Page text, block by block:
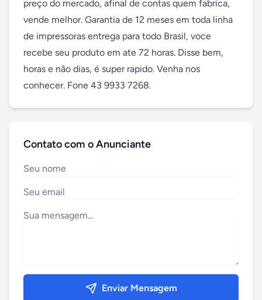
preço do mercado, afinal de contas quem fabrica,
vende melhor. Garantia de 12 meses em toda linha
de impressoras entrega para todo Brasil, voce
recebe seu produto em ate 72 horas. Disse bem,
horas e não dias, é super rapido. Venha nos
conhecer. Fone 43 9933 7268.
Contato com o Anunciante
Enviar Mensagem